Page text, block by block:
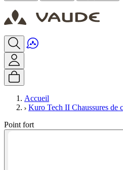
Accueil
Kuro Tech II Chaussures de
Point fort